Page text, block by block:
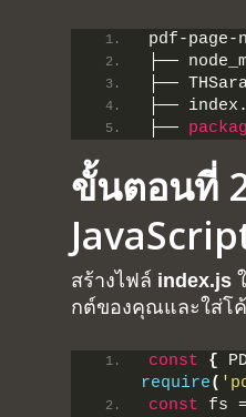
pdf-page-
├──
├──
├── index.
├──
ขั้นตอนที่
สร้างไฟล์ index.js
กต์ของคุณและใส่โ
const {
require(
const fs